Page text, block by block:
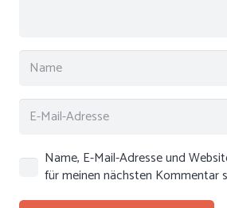
Name, E-Mail-Adresse und
für meinen nächsten Kommentar